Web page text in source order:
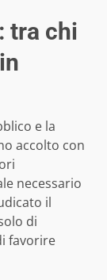
tra chi
e la
accolto con
necessario
il
di
favorire